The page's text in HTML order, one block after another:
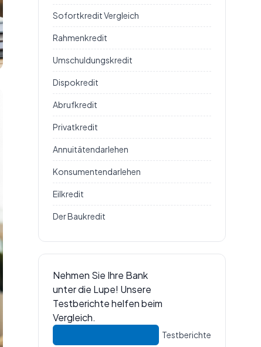
Sofortkredit Vergleich
Rahmenkredit
Umschuldungskredit
Dispokredit
Abrufkredit
Privatkredit
Annuitätendarlehen
Konsumentendarlehen
Eilkredit
Der Baukredit
Nehmen Sie Ihre Bank
unter die Lupe! Unsere
Testberichte helfen beim
Vergleich.
Testberichte